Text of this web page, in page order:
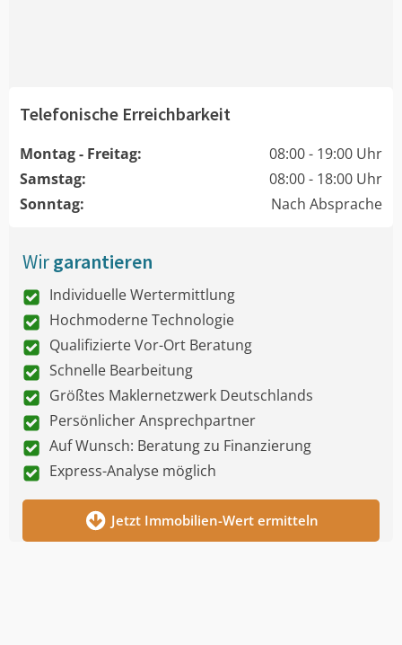
Telefonische Erreichbarkeit
Montag - Freitag:
08:00 - 19:00 Uhr
Samstag:
08:00 - 18:00 Uhr
Sonntag:
Nach Absprache
Wirgarantieren
Individuelle Wertermittlung
Hochmoderne Technologie
Qualifizierte Vor-Ort Beratung
Schnelle Bearbeitung
Größtes Maklernetzwerk Deutschlands
Persönlicher Ansprechpartner
Auf Wunsch: Beratung zu Finanzierung
Express-Analyse möglich
Jetzt Immobilien-Wert ermitteln